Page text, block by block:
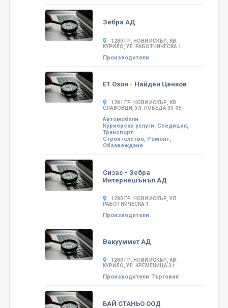
Зебра АД
1280 ГР. НОВИ ИСКЪР, КВ.
КУРИЛО, УЛ. РАБОТНИЧЕСКА 1
Производители
ЕТ Озон - Найден Ценков
1281 ГР. НОВИ ИСКЪР, КВ.
СЛАВОВЦИ, УЛ. ПОБЕДА 33-35
Автомобили
Куриерски услуги, Спедиция,
Транспорт
Строителство, Ремонт,
Обзавеждане
Сизас - Зебра
Интернешънъл АД
1280 ГР. НОВИ ИСКЪР, УЛ.
РАБОТНИЧЕСКА 1
Производители
Вакууммет АД
1280 ГР. НОВИ ИСКЪР, КВ.
КУРИЛО, УЛ. КРЕМЕНИЦА 31
Производители Търговия
БАЙ СТАНЬО ООД